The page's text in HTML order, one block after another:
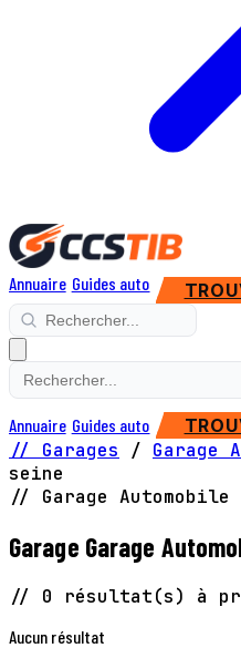
Annuaire Guides auto
Annuaire Guides auto
// Garages / Garage
seine
// Garage
Garage Garage
// 0 résultat(s) à
Aucun résultat